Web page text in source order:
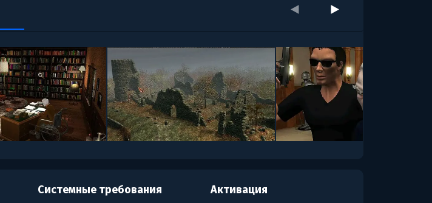
Системные требования Активация